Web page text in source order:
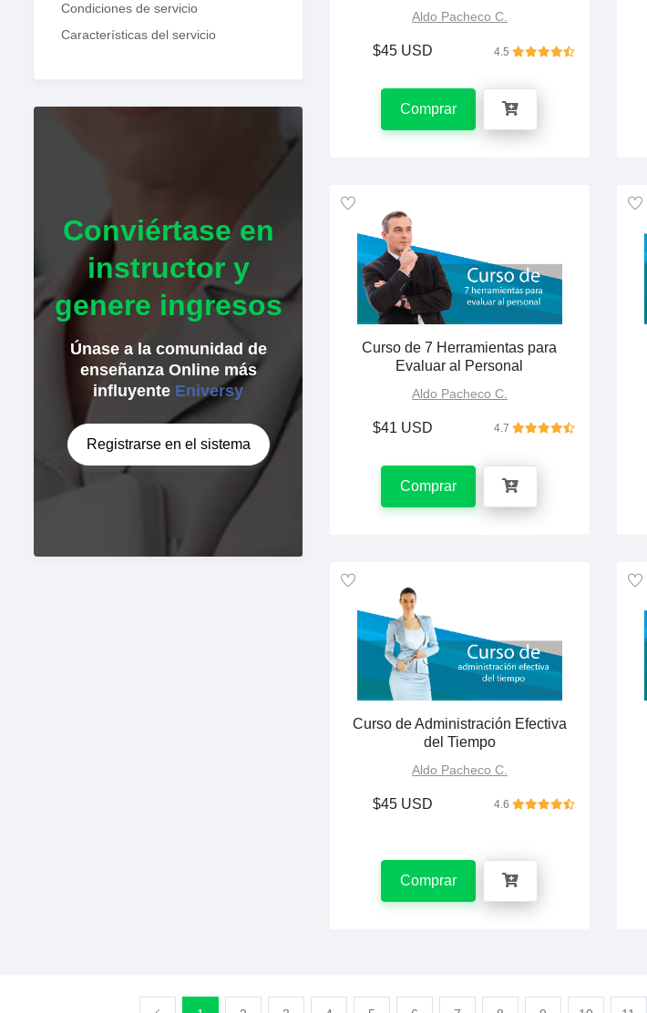
Condiciones de servicio
Características del servicio
Conviértase en
instructor y
genere ingresos
Únase a la comunidad de
enseñanza Online más
influyente Eniversy
Registrarse en el sistema
Aldo Pacheco C.
$45 USD 4.5
Comprar
Curso de 7 Herramientas para
Evaluar al Personal
Aldo Pacheco C.
$41 USD 4.7
Comprar
Curso de Administración Efectiva
del Tiempo
Aldo Pacheco C.
$45 USD 4.6
Comprar